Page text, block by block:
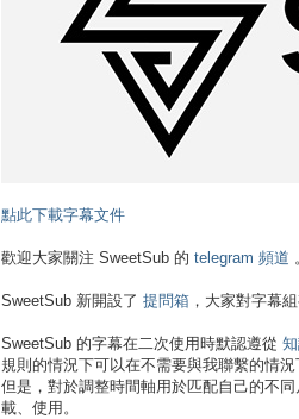
點此下載字幕文件
歡迎大家關注 SweetSub 的 telegram 頻道 。
SweetSub 新開設了 提問箱，大家對字幕
SweetSub 的字幕在二次使用時默認遵從
規則的情況下可以在不需要與我聯繫的情況
但是，對於調整時間軸用於匹配自己的不
載、使用。